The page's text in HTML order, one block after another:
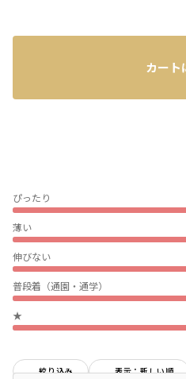
ぴったり
薄い
伸びない
普段着（通園・通学）
★
絞り込み 表示：新しい順
カート